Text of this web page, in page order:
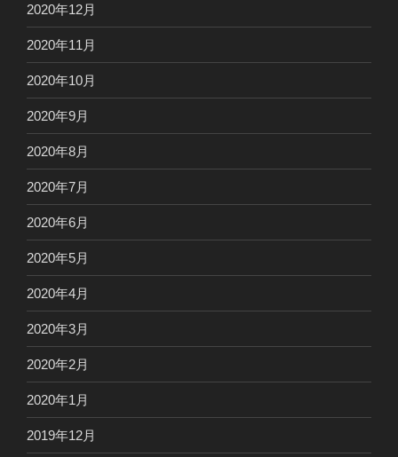
2020年12月
2020年11月
2020年10月
2020年9月
2020年8月
2020年7月
2020年6月
2020年5月
2020年4月
2020年3月
2020年2月
2020年1月
2019年12月